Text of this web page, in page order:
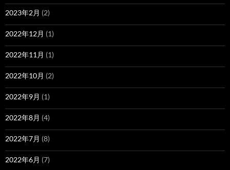
2023年2月 (2)
2022年12月 (1)
2022年11月 (1)
2022年10月 (2)
2022年9月 (1)
2022年8月 (4)
2022年7月 (8)
2022年6月 (7)